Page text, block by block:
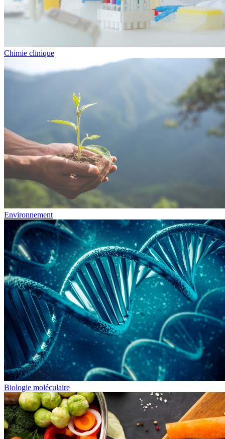
Chimie clinique
Environnement
Biologie moléculaire